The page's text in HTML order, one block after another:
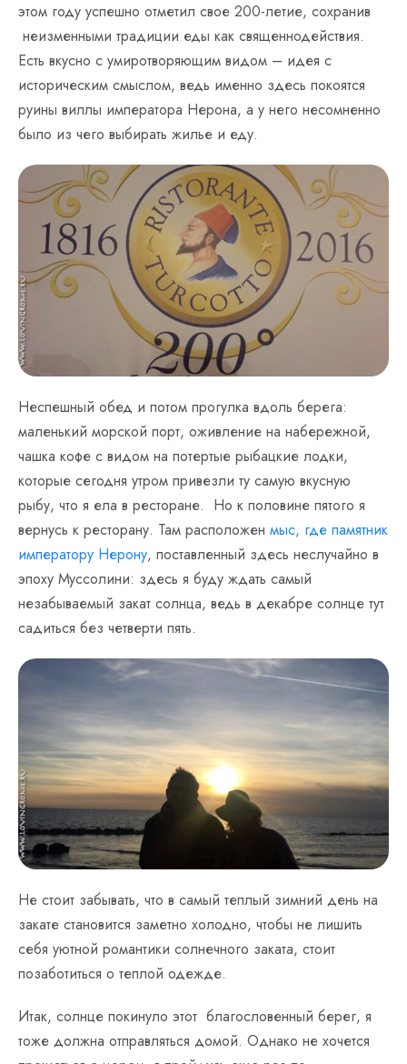
этом году успешно отметил свое 200-летие, сохранив
неизменными традиции еды как священнодействия.
Есть вкусно с умиротворяющим видом – идея с
историческим смыслом, ведь именно здесь покоятся
руины виллы императора Нерона, а у него несомненно
было из чего выбирать жилье и еду.
Неспешный обед и потом прогулка вдоль берега:
маленький морской порт, оживление на набережной,
чашка кофе с видом на потертые рыбацкие лодки,
которые сегодня утром привезли ту самую вкусную
рыбу, что я ела в ресторане. Но к половине пятого я
вернусь к ресторану. Там расположен мыс, где памятник
императору Нерону, поставленный здесь неслучайно в
эпоху Муссолини: здесь я буду ждать самый
незабываемый закат солнца, ведь в декабре солнце тут
садиться без четверти пять.
Не стоит забывать, что в самый теплый зимний день на
закате становится заметно холодно, чтобы не лишить
себя уютной романтики солнечного заката, стоит
позаботиться о теплой одежде.
Итак, солнце покинуло этот благословенный берег, я
тоже должна отправляться домой. Однако не хочется